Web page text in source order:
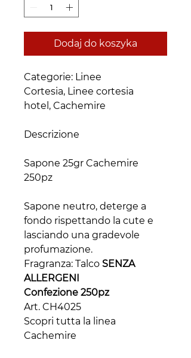
Dodaj do koszyka
Categorie: Linee
Cortesia, Linee cortesia
hotel, Cachemire
Descrizione
Sapone 25gr Cachemire
250pz
Sapone neutro, deterge a
fondo rispettando la cute e
lasciando una gradevole
profumazione.
Fragranza: Talco SENZA
ALLERGENI
Confezione 250pz
Art. CH4025
Scopri tutta la linea
Cachemire